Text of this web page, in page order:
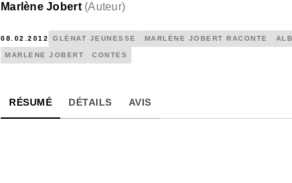
Marlène Jobert (Auteur)
08.02.2012 GLÉNAT JEUNESSE MARLÈNE JOBERT RACONTE
MARLENE JOBERT CONTES
RÉSUMÉ DÉTAILS AVIS